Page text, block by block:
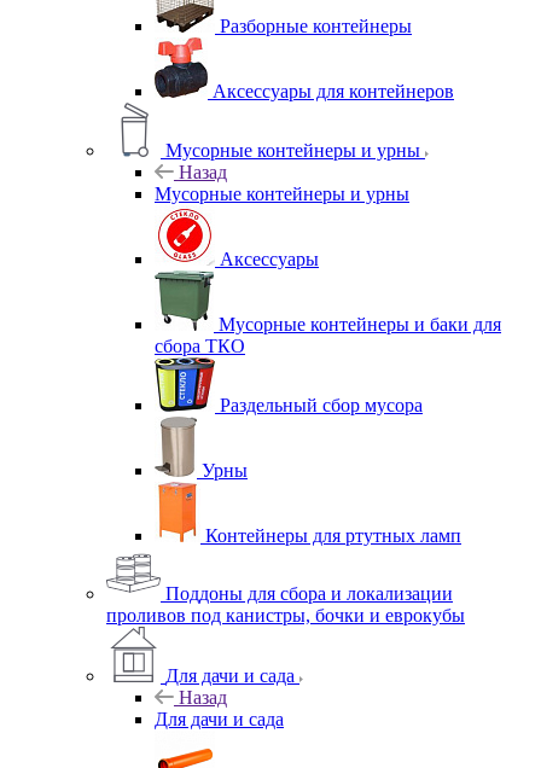
Разборные контейнеры
Аксессуары для контейнеров
Мусорные контейнеры и урны
Назад
Мусорные контейнеры и урны
Аксессуары
Мусорные контейнеры и баки для
сбора ТКО
Раздельный сбор мусора
Урны
Контейнеры для ртутных ламп
Поддоны для сбора и локализации
проливов под канистры, бочки и еврокубы
Для дачи и сада
Назад
Для дачи и сада